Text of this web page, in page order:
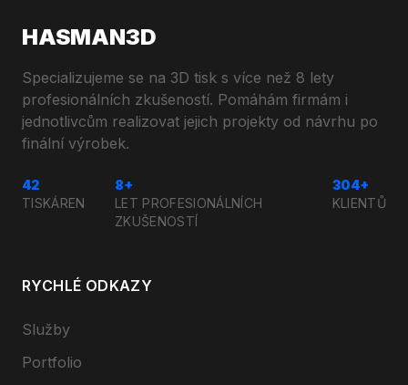
HASMAN3D
Specializujeme se na 3D tisk s více než 8 lety
profesionálních zkušeností. Pomáhám firmám i
jednotlivcům realizovat jejich projekty od návrhu po
finální výrobek.
42
TISKÁREN
8+
LET PROFESIONÁLNÍCH
ZKUŠENOSTÍ
304+
KLIENTŮ
RYCHLÉ ODKAZY
Služby
Portfolio